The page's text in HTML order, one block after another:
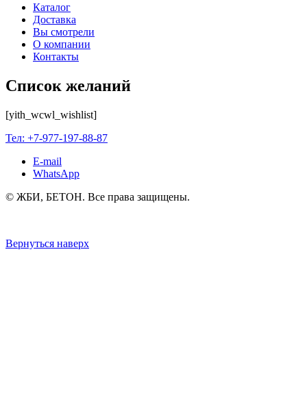
Каталог
Доставка
Вы смотрели
О компании
Контакты
Список желаний
[yith_wcwl_wishlist]
Тел: +7-977-197-88-87
E-mail
WhatsApp
© ЖБИ, БЕТОН. Все права защищены.
Вернуться наверх